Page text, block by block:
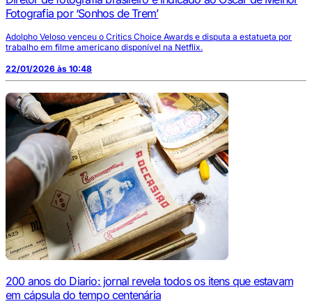
Fotografia por ‘Sonhos de Trem’
Adolpho Veloso venceu o Critics Choice Awards e disputa a estatueta por
trabalho em filme americano disponível na Netflix.
22/01/2026 às 10:48
200 anos do Diario: jornal revela todos os itens que estavam
em cápsula do tempo centenária